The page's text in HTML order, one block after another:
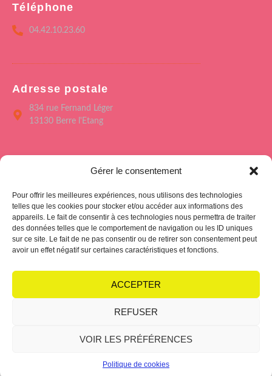
Gérer le consentement
Pour offrir les meilleures expériences, nous utilisons des technologies
telles que les cookies pour stocker et/ou accéder aux informations des
appareils. Le fait de consentir à ces technologies nous permettra de traiter
des données telles que le comportement de navigation ou les ID uniques
sur ce site. Le fait de ne pas consentir ou de retirer son consentement peut
avoir un effet négatif sur certaines caractéristiques et fonctions.
ACCEPTER
REFUSER
VOIR LES PRÉFÉRENCES
Politique de cookies
Téléphone
04.42.10.23.60
Adresse postale
834 rue Fernand Léger
13130 Berre l'Etang
Le Forum de Berre
Saison culturelle 26/27
L’école des Arts